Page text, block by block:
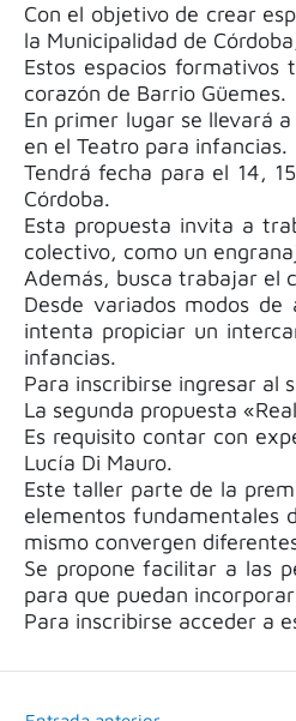
Con el objetivo de crear
la Municipalidad de
Estos espacios
corazón de Barrio Güemes.
En primer lugar se llevará
en el Teatro para infancias.
Tendrá fecha para el 14,
Córdoba.
Esta propuesta invita a
colectivo, como un
Además, busca trabajar el
Desde variados modos
intenta propiciar un
infancias.
Para inscribirse ingresar al
La segunda propuesta
Es requisito contar con
Lucía Di Mauro.
Este taller parte de la
elementos fundamentales
mismo convergen
Se propone facilitar a las
para que puedan
Para inscribirse acceder a